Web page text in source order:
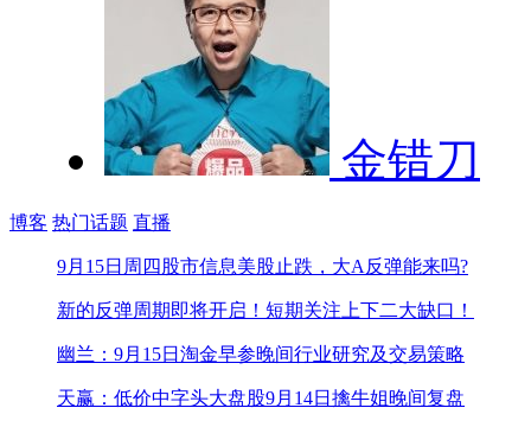
金错刀
博客 热门话题 直播
9月15日周四股市信息美股止跌，大A反弹能来吗?
新的反弹周期即将开启！ 短期关注上下二大缺口！
幽兰：9月15日淘金早参晚间行业研究及交易策略
天赢：低价中字头大盘股9月14日擒牛姐晚间复盘